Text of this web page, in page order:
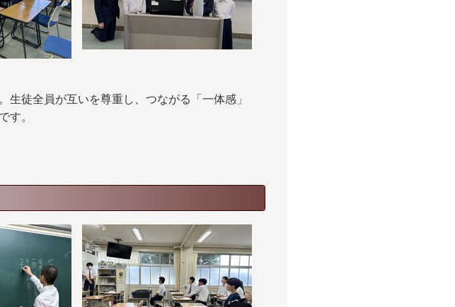
徒全員が互いを尊重し、つながる「一体感」
す。